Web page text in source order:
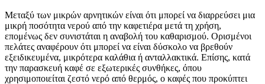
Μεταξύ των μικρών αρνητικών είναι ότι μπορεί να διαρρεύσει μια
μικρή ποσότητα νερού από την καφετιέρα μετά τη χρήση,
επομένως δεν συνιστάται η αναβολή του καθαρισμού. Ορισμένοι
πελάτες αναφέρουν ότι μπορεί να είναι δύσκολο να βρεθούν
εξειδικευμένα, μικρότερα καλάθια ή ανταλλακτικά. Επίσης, κατά
την παρασκευή καφέ σε εξωτερικές συνθήκες, όπου
χρησιμοποιείται ζεστό νερό από θερμός, ο καφές που προκύπτει